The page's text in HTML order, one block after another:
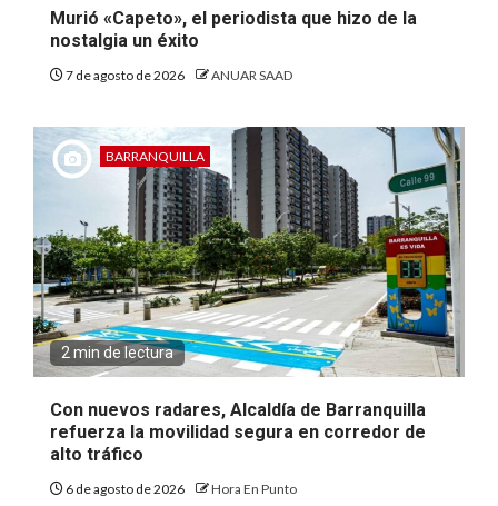
Murió «Capeto», el periodista que hizo de la
nostalgia un éxito
7 de agosto de 2026 ANUAR SAAD
BARRANQUILLA
2 min de lectura
Con nuevos radares, Alcaldía de Barranquilla
refuerza la movilidad segura en corredor de
alto tráfico
6 de agosto de 2026 Hora En Punto